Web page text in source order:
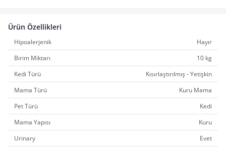
Ürün Özellikleri
Hipoalerjenik
Hayır
Birim Miktarı
10 kg
Kedi Türü
Kısırlaştırılmış - Yetişkin
Mama Türü
Kuru Mama
Pet Türü
Kedi
Mama Yapısı
Kuru
Urinary
Evet